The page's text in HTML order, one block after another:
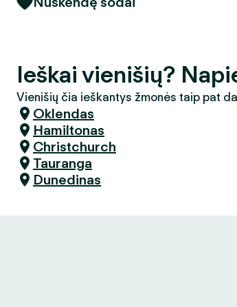
Ieškai vienišių?
Vienišių čia ieškantys žmonės taip pat
Oklendas
Hamiltonas
Christchurch
Tauranga
Dunedinas